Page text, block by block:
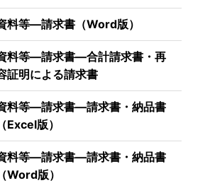
料等―請求書（Word版）
料等―請求書―合計請求書・再
証明による請求書
料等―請求書―請求書・納品書
Excel版）
料等―請求書―請求書・納品書
Word版）